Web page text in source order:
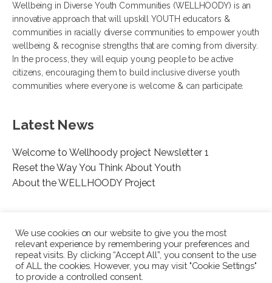
Wellbeing in Diverse Youth Communities (WELLHOODY) is an
innovative approach that will upskill YOUTH educators &
communities in racially diverse communities to empower youth
wellbeing & recognise strengths that are coming from diversity.
In the process, they will equip young people to be active
citizens, encouraging them to build inclusive diverse youth
communities where everyone is welcome & can participate.
Latest News
Welcome to Wellhoody project Newsletter 1
Reset the Way You Think About Youth
About the WELLHOODY Project
This project has been funded with support from the European
Commission. The author is solely responsible for this
We use cookies on our website to give you the most
relevant experience by remembering your preferences and
repeat visits. By clicking “Accept All”, you consent to the use
of ALL the cookies. However, you may visit "Cookie Settings"
to provide a controlled consent.